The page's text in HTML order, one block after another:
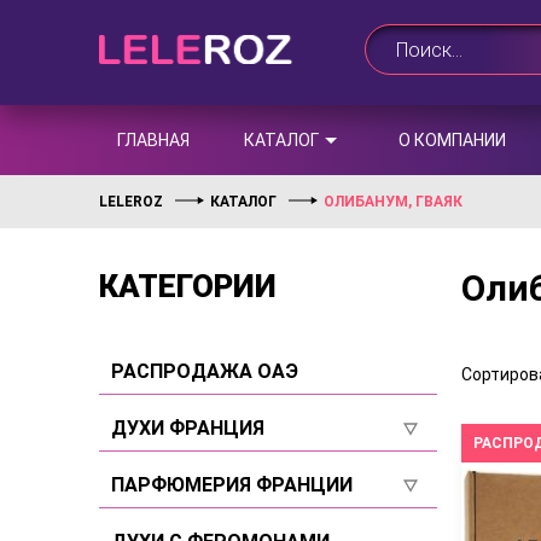
ГЛАВНАЯ КАТАЛОГ О КОМПАНИИ
LELEROZ КАТАЛОГ ОЛИБАНУМ, ГВАЯК
КАТЕГОРИИ
РАСПРОДАЖА ОАЭ
ДУХИ ФРАНЦИЯ
Для женщин
ПАРФЮМЕРИЯ ФРАНЦИИ
Для женщин